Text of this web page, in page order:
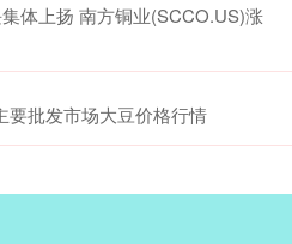
体上扬 南方铜业(SCCO.US)涨
要批发市场大豆价格行情